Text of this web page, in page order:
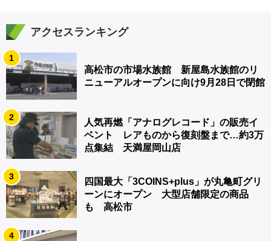
アクセスランキング
1
高松市の市場水族館 新屋島水族館のリ
ニューアルオープンに向け9月28日で閉館
2
人気再燃「アナログレコード」の販売イ
ベント レアものから復刻盤まで…約3万
点集結 天満屋岡山店
3
四国最大「3COINS+plus」が丸亀町グリ
ーンにオープン 大型店舗限定の商品
も 高松市
4